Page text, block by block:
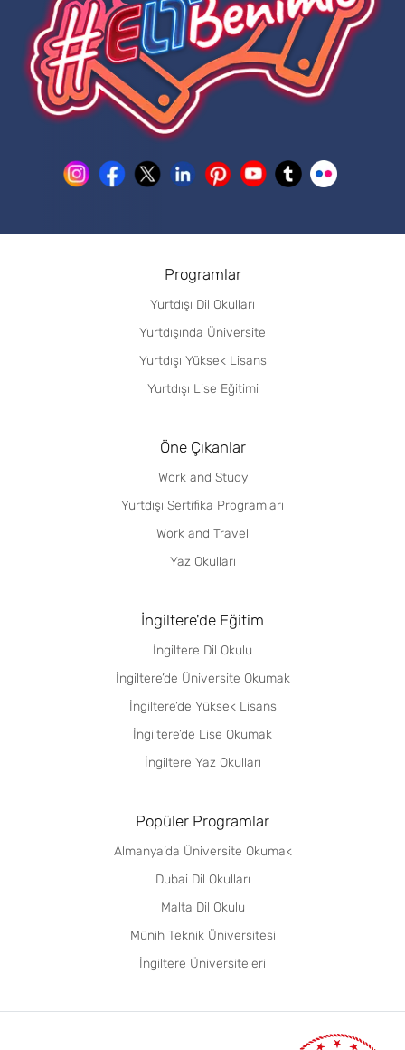
Programlar
Yurtdışı Dil Okulları
Yurtdışında Üniversite
Yurtdışı Yüksek Lisans
Yurtdışı Lise Eğitimi
Öne Çıkanlar
Work and Study
Yurtdışı Sertifika Programları
Work and Travel
Yaz Okulları
İngiltere'de Eğitim
İngiltere Dil Okulu
İngiltere’de Üniversite Okumak
İngiltere’de Yüksek Lisans
İngiltere’de Lise Okumak
İngiltere Yaz Okulları
Popüler Programlar
Almanya’da Üniversite Okumak
Dubai Dil Okulları
Malta Dil Okulu
Münih Teknik Üniversitesi
İngiltere Üniversiteleri